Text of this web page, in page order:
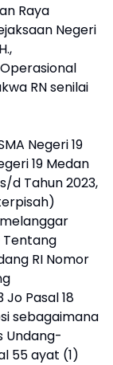
Raya
Negeri
RN senilai
Negeri 19
19 Medan
d Tahun 2023,
Tentang
RI Nomor
Pasal 18
sebagaimana
Undang-
55 ayat (1)